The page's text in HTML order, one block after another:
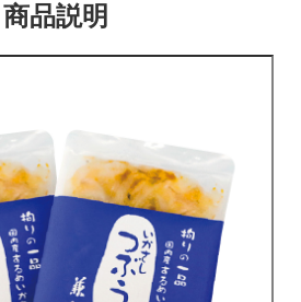
トについて
商品説明